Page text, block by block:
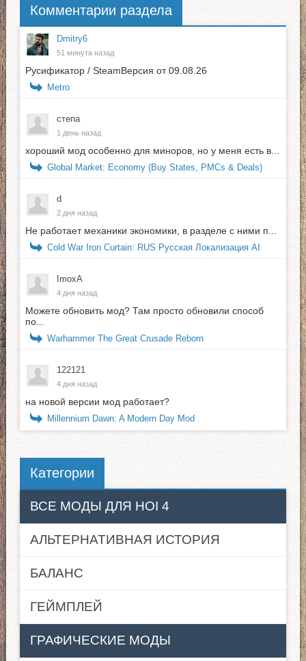
Комментарии раздела
Dmitry6
51 минута назад
Русификатор / SteamВерсия от 09.08.26
Metro
степа
1 день назад
хороший мод особенно для миноров, но у меня есть в...
Global Market: Economy (Buy States, PMCs & Deals)
d
2 дня назад
Не работает механики экономики, в разделе с ними п...
Cold War Iron Curtain: RUS Русская Локализация AI
ImoxA
4 дня назад
Можете обновить мод? Там просто обновили способ
по...
Warhammer The Great Crusade Reborn
122121
4 дня назад
на новой версии мод работает?
Millennium Dawn: A Modern Day Mod
Категории
ВСЕ МОДЫ ДЛЯ HOI 4
АЛЬТЕРНАТИВНАЯ ИСТОРИЯ
БАЛАНС
ГЕЙМПЛЕЙ
ГРАФИЧЕСКИЕ МОДЫ